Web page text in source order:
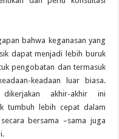
bahwa keganasan yang
dapat menjadi lebih buruk
pengobatan dan termasuk
keadaan luar biasa.
akhir-akhir ini
tumbuh lebih cepat dalam
bersama –sama juga